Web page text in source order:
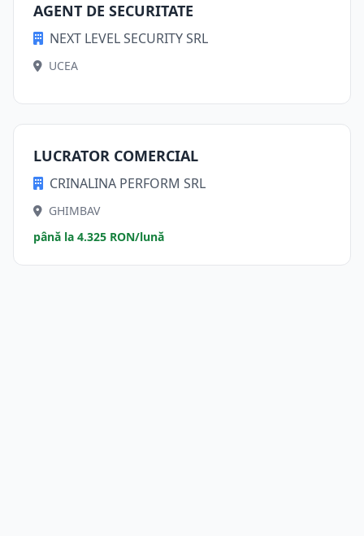
AGENT DE SECURITATE
NEXT LEVEL SECURITY SRL
UCEA
LUCRATOR COMERCIAL
CRINALINA PERFORM SRL
GHIMBAV
până la 4.325 RON/lună